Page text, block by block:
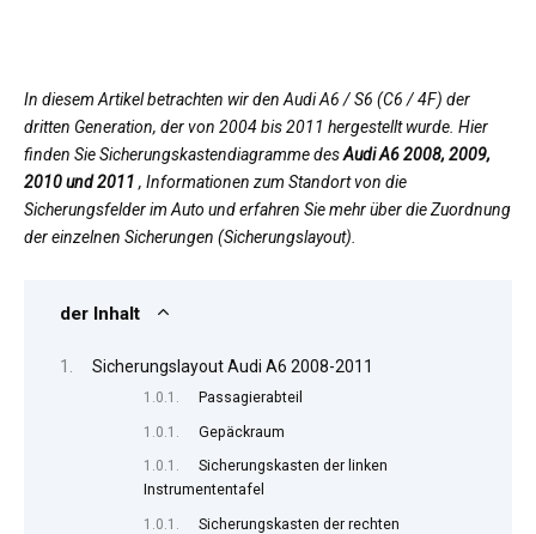
In diesem Artikel betrachten wir den Audi A6 / S6 (C6 / 4F) der
dritten Generation, der von 2004 bis 2011 hergestellt wurde. Hier
finden Sie Sicherungskastendiagramme desAudi A6 2008, 2009,
2010 und 2011 , Informationen zum Standort von die
Sicherungsfelder im Auto und erfahren Sie mehr über die Zuordnung
der einzelnen Sicherungen (Sicherungslayout).
der Inhalt
Sicherungslayout Audi A6 2008-2011
Passagierabteil
Gepäckraum
Sicherungskasten der linken
Instrumententafel
Sicherungskasten der rechten